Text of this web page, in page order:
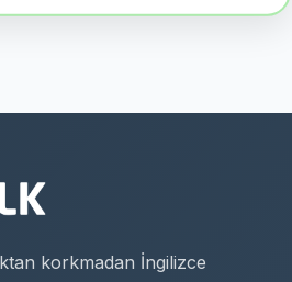
korkmadan İngilizce